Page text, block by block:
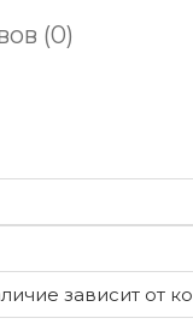
(0)
зависит от